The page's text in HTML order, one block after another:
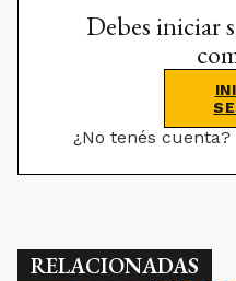
Debes iniciar
¿No tenés cuenta?
RELACIONADAS